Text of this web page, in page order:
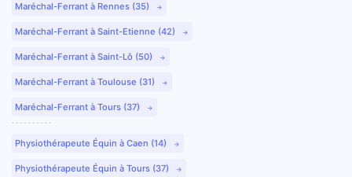
Maréchal-Ferrant à Rennes (35)
Maréchal-Ferrant à Saint-Etienne (42)
Maréchal-Ferrant à Saint-Lô (50)
Maréchal-Ferrant à Toulouse (31)
Maréchal-Ferrant à Tours (37)
Physiothérapeute Équin à Caen (14)
Physiothérapeute Équin à Tours (37)